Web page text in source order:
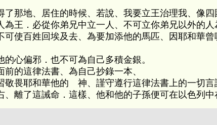
那地、居住的時候、若說、我要立王治理我、像四
王．必從你弟兄中立一人、不可立你弟兄以外的人
可使百姓回埃及去、為要加添他的馬匹、因耶和華
心偏邪．也不可為自己多積金銀。
的這律法書、為自己抄錄一本、
敬畏耶和華他的 神、謹守遵行這律法書上的一切言
離了這誡命．這樣、他和他的子孫便可在以色列中